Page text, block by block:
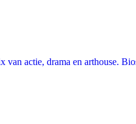
van actie, drama en arthouse.